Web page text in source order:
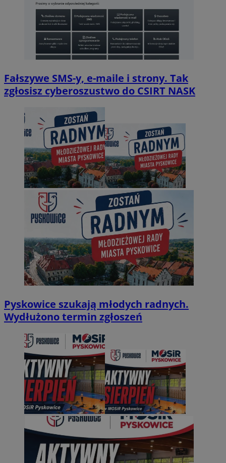
Fałszywe SMS-y, e-maile i strony. Tak
zgłosisz cyberoszustwo do CSIRT NASK
Pyskowice szukają młodych radnych.
Wydłużono termin zgłoszeń